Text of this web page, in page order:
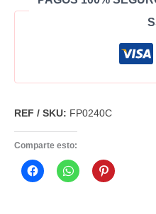
REF / SKU: FP0240C
Comparte esto: